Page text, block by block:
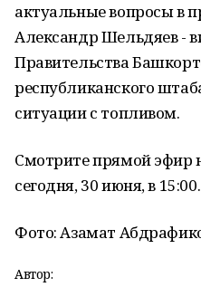
актуальные вопросы в
Александр Шельдяев -
Правительства
республиканского
ситуации с топливом.
Смотрите прямой эфир
сегодня, 30 июня, в 15:00.
Фото: Азамат
Автор: